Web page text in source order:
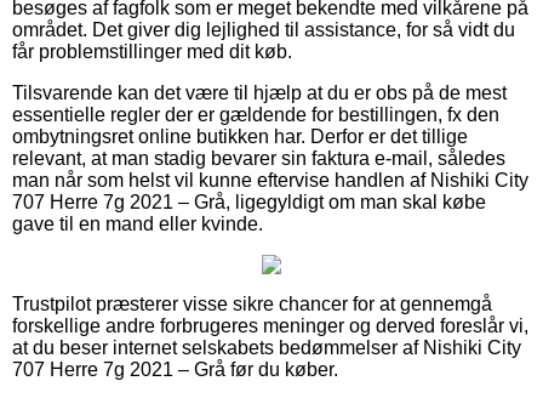
besøges af fagfolk som er meget bekendte med vilkårene på
området. Det giver dig lejlighed til assistance, for så vidt du
får problemstillinger med dit køb.
Tilsvarende kan det være til hjælp at du er obs på de mest
essentielle regler der er gældende for bestillingen, fx den
ombytningsret online butikken har. Derfor er det tillige
relevant, at man stadig bevarer sin faktura e-mail, således
man når som helst vil kunne eftervise handlen af Nishiki City
707 Herre 7g 2021 – Grå, ligegyldigt om man skal købe
gave til en mand eller kvinde.
Trustpilot præsterer visse sikre chancer for at gennemgå
forskellige andre forbrugeres meninger og derved foreslår vi,
at du beser internet selskabets bedømmelser af Nishiki City
707 Herre 7g 2021 – Grå før du køber.